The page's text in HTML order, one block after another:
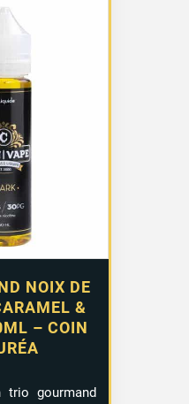
NOIX DE
&
– COIN
trio gourmand